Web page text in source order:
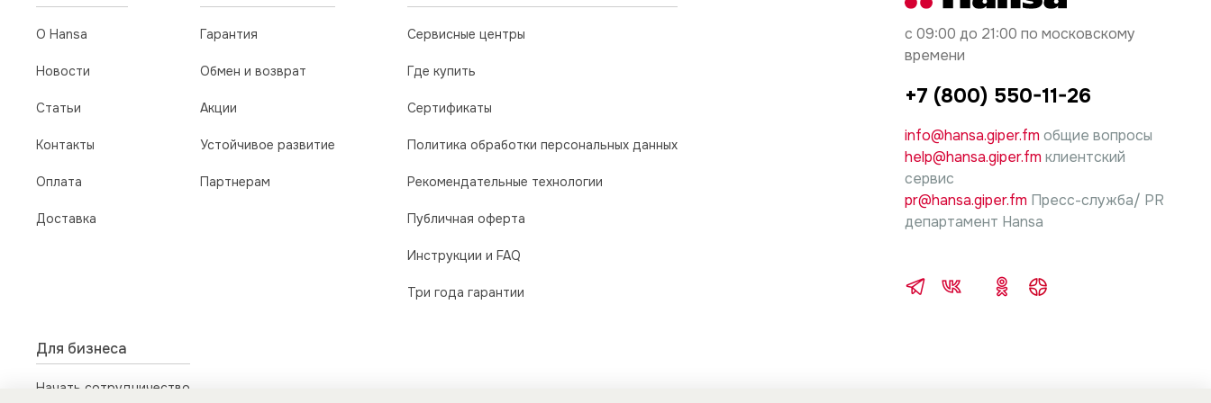
О Hansa
Новости
Статьи
Контакты
Оплата
Доставка
Гарантия
Обмен и возврат
Акции
Устойчивое развитие
Партнерам
Сервисные центры
Где купить
Сертификаты
Политика обработки персональных данных
Рекомендательные технологии
Публичная оферта
Инструкции и FAQ
Три года гарантии
Для бизнеса
Начать сотрудничество
с 09:00 до 21:00 по московскому
времени
+7 (800) 550-11-26
info@hansa.giper.fm общие вопросы
help@hansa.giper.fm клиентский
сервис
pr@hansa.giper.fm Пресс-служба/ PR
департамент Hansa